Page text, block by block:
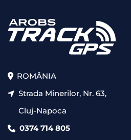
ROMÂNIA
Strada Minerilor, Nr. 63,
Cluj-Napoca
0374 714 805